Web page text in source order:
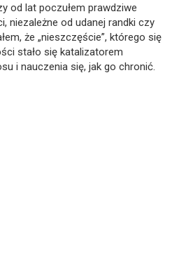
od lat poczułem prawdziwe
niezależne od udanej randki czy
że „nieszczęście”, którego się
stało się katalizatorem
i nauczenia się, jak go chronić.